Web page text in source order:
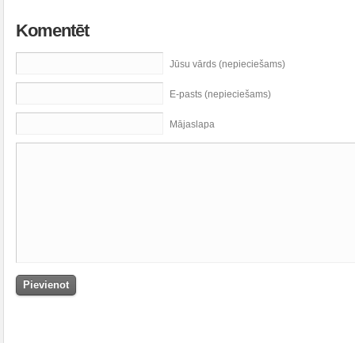
Komentēt
Jūsu vārds (nepieciešams)
E-pasts (nepieciešams)
Mājaslapa